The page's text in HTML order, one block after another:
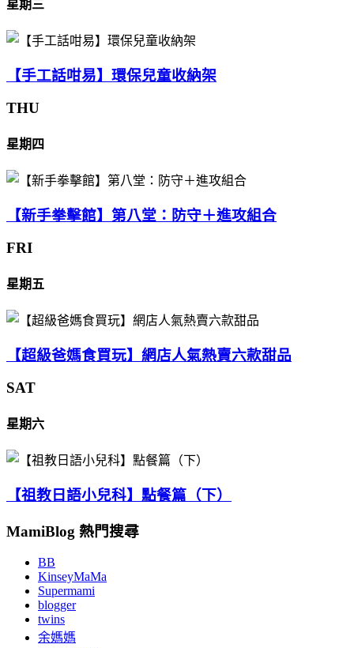
星期三
【手工話咁易】環保兒童收納架
THU
星期四
【新手拳擊館】第八堂：防守＋進攻組合
FRI
星期五
【超級爸媽食買玩】網店人氣熱賣六款甜品
SAT
星期六
【祖教日語小兒科】點餐篇（下）
MamiBlog 熱門搜尋
BB
KinseyMaMa
Supermami
blogger
twins
余媽媽